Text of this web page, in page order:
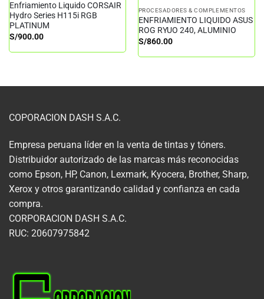
Enfriamiento Liquido CORSAIR
Hydro Series H115i RGB
PLATINUM
S/900.00
PROCESADORES & COMPLEMENTOS
ENFRIAMIENTO LIQUIDO ASUS
ROG RYUO 240, ALUMINIO
S/860.00
COPORACION DASH S.A.C.
Empresa peruana líder en la venta de tintas y tóners.
Distribuidor autorizado de las marcas más reconocidas
como Epson, HP, Canon, Lexmark, Kyocera, Brother, Sharp,
Xerox y otros garantizando calidad y confianza en cada
compra.
CORPORACION DASH S.A.C.
RUC: 20607975842